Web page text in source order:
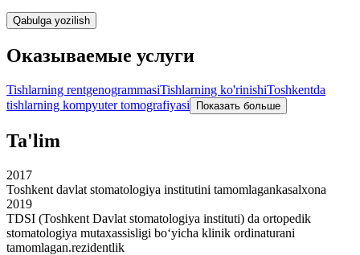
Qabulga yozilish
Оказываемые услуги
Tishlarning rentgenogrammasiTishlarning ko'rinishiToshkentda
tishlarning kompyuter tomografiyasi
Показать больше
Ta'lim
2017
Toshkent davlat stomatologiya institutini tamomlagankasalxona
2019
TDSI (Toshkent Davlat stomatologiya instituti) da ortopedik
stomatologiya mutaxassisligi bo‘yicha klinik ordinaturani
tamomlagan.rezidentlik